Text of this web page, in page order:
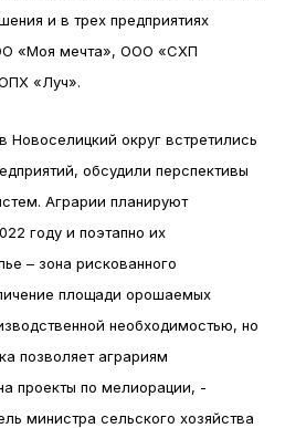
и в трех предприятиях
«Моя мечта», ООО «СХП
«Луч».
Новоселицкий округ встретились
обсудили перспективы
Аграрии планируют
году и поэтапно их
– зона рискованного
площади орошаемых
необходимостью, но
позволяет аграриям
проекты по мелиорации, -
министра сельского хозяйства